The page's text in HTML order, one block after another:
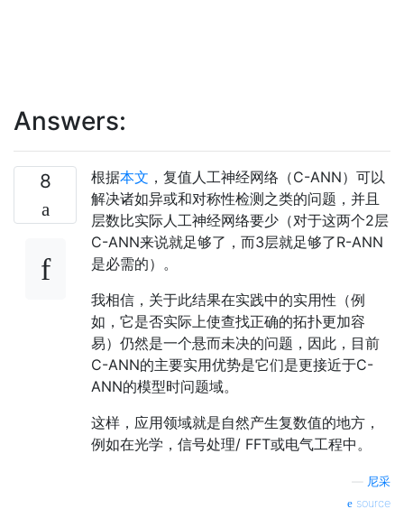
Answers:
8 根据本文 ，复值人工神经网络（C-ANN）可以
解决诸如异或和对称性检测之类的问题，并且
层数比实际人工神经网络要少（对于这两个2层
C-ANN来说就足够了，而3层就足够了R-ANN
是必需的）。
我相信，关于此结果在实践中的实用性（例
如，它是否实际上使查找正确的拓扑更加容
易）仍然是一个悬而未决的问题，因此，目前
C-ANN的主要实用优势是它们是更接近于C-
ANN的模型时问题域。
这样，应用领域就是自然产生复数值的地方，
例如在光学，信号处理/ FFT或电气工程中。
尼采
source